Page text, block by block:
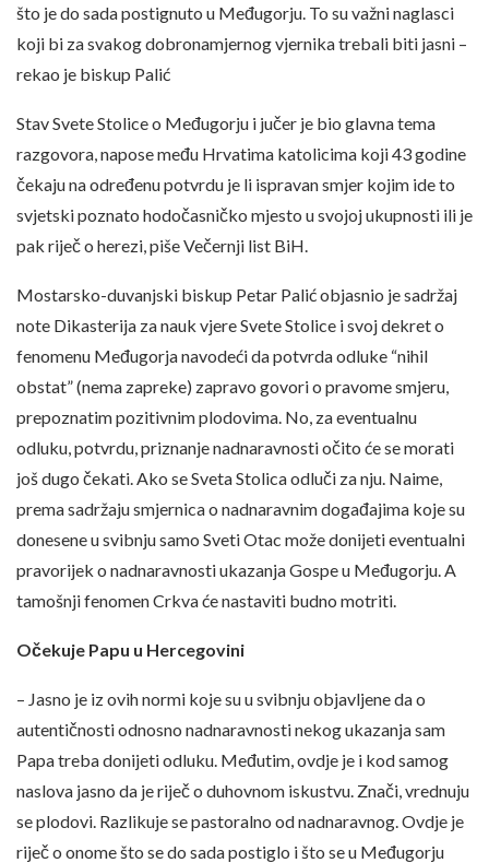
što je do sada postignuto u Međugorju. To su važni naglasci
koji bi za svakog dobronamjernog vjernika trebali biti jasni –
rekao je biskup Palić
Stav Svete Stolice o Međugorju i jučer je bio glavna tema
razgovora, napose među Hrvatima katolicima koji 43 godine
čekaju na određenu potvrdu je li ispravan smjer kojim ide to
svjetski poznato hodočasničko mjesto u svojoj ukupnosti ili je
pak riječ o herezi, piše Večernji list BiH.
Mostarsko-duvanjski biskup Petar Palić objasnio je sadržaj
note Dikasterija za nauk vjere Svete Stolice i svoj dekret o
fenomenu Međugorja navodeći da potvrda odluke “nihil
obstat” (nema zapreke) zapravo govori o pravome smjeru,
prepoznatim pozitivnim plodovima. No, za eventualnu
odluku, potvrdu, priznanje nadnaravnosti očito će se morati
još dugo čekati. Ako se Sveta Stolica odluči za nju. Naime,
prema sadržaju smjernica o nadnaravnim događajima koje su
donesene u svibnju samo Sveti Otac može donijeti eventualni
pravorijek o nadnaravnosti ukazanja Gospe u Međugorju. A
tamošnji fenomen Crkva će nastaviti budno motriti.
Očekuje Papu u Hercegovini
– Jasno je iz ovih normi koje su u svibnju objavljene da o
autentičnosti odnosno nadnaravnosti nekog ukazanja sam
Papa treba donijeti odluku. Međutim, ovdje je i kod samog
naslova jasno da je riječ o duhovnom iskustvu. Znači, vrednuju
se plodovi. Razlikuje se pastoralno od nadnaravnog. Ovdje je
riječ o onome što se do sada postiglo i što se u Međugorju